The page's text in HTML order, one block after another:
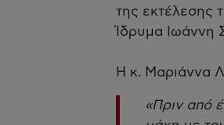
της εκτέλεσης
Ίδρυμα Ιωάννη
Η κ. Μαριάννα
«Πριν από